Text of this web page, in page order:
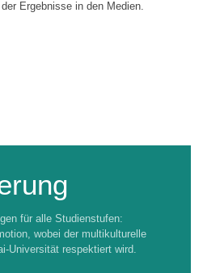
Ergebnisse in den Medien.
für alle Studienstufen:
wobei der multikulturelle
Universität respektiert wird.